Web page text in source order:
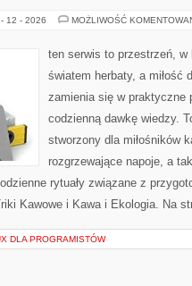
12 - 2026 MOŻLIWOŚĆ
ten serwis to przestrzeń,
światem herbaty, a miłość
zamienia się w praktyczne
codzienną dawkę wiedzy.
stworzony dla miłośników
rozgrzewające napoje, a
rytuały związane z
Kawowe i Kawa i Ekologia. Na
DLA PROGRAMISTÓW